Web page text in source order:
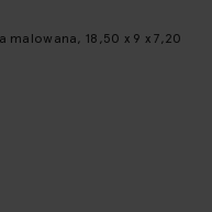
malowana, 18,50 x 9 x 7,20